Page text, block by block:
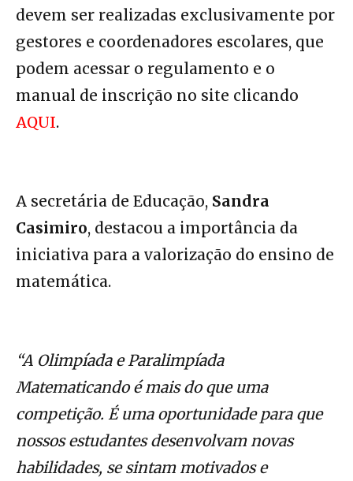
devem ser realizadas exclusivamente por
gestores e coordenadores escolares, que
podem acessar o regulamento e o
manual de inscrição no site clicando
AQUI.
A secretária de Educação, Sandra
Casimiro, destacou a importância da
iniciativa para a valorização do ensino de
matemática.
“A Olimpíada e Paralimpíada
Matematicando é mais do que uma
competição. É uma oportunidade para que
nossos estudantes desenvolvam novas
habilidades, se sintam motivados e